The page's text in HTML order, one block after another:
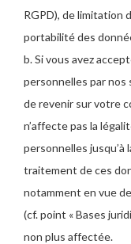
RGPD), de limitation
portabilité des
b. Si vous avez
personnelles par nos
de revenir sur votre
n’affecte pas la
personnelles jusqu’à
traitement de ces
notamment en vue
(cf. point « Bases
non plus affectée.